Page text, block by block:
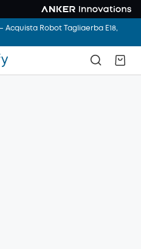
Robot Tagliaerba E18,